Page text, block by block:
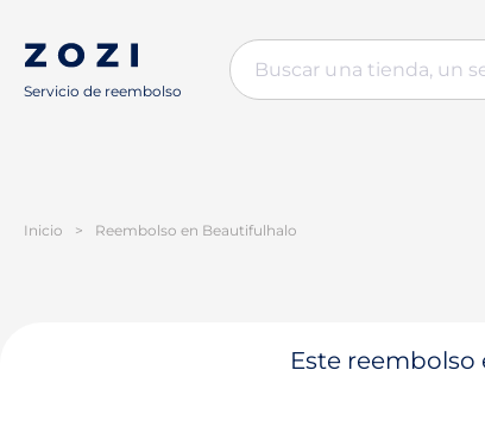
Servicio de reembolso
Inicio > Reembolso en Beautifulhalo
Este reembolso